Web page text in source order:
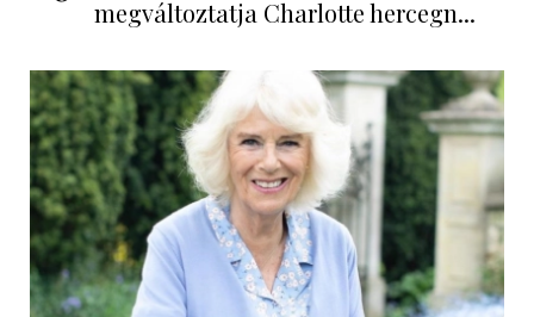
megváltoztatja Charlotte hercegn...